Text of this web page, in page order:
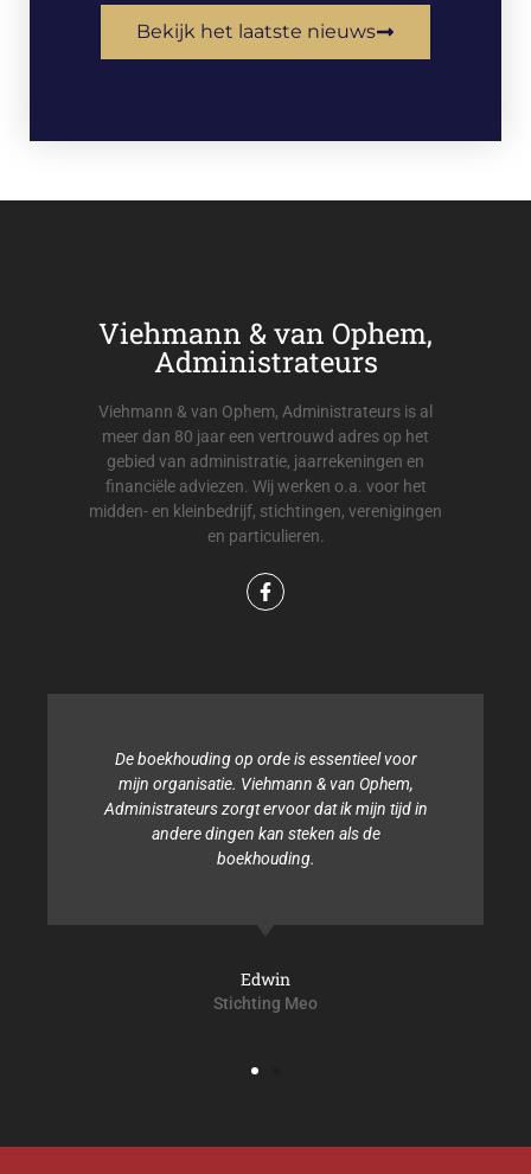
Bekijk het laatste nieuws
Viehmann & van Ophem,
Administrateurs
Viehmann & van Ophem, Administrateurs is al
meer dan 80 jaar een vertrouwd adres op het
gebied van administratie, jaarrekeningen en
financiële adviezen. Wij werken o.a. voor het
midden- en kleinbedrijf, stichtingen, verenigingen
en particulieren.
De boekhouding op orde is essentieel voor
mijn organisatie. Viehmann & van Ophem,
Administrateurs zorgt ervoor dat ik mijn tijd in
andere dingen kan steken als de
boekhouding.
Edwin
Stichting Meo